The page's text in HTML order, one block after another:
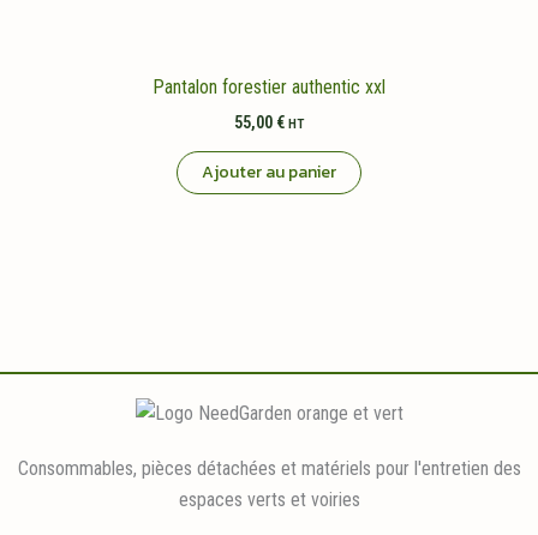
Pantalon forestier authentic xxl
55,00 € HT
Ajouter au panier
Consommables, pièces détachées et matériels pour l'entretien des
espaces verts et voiries